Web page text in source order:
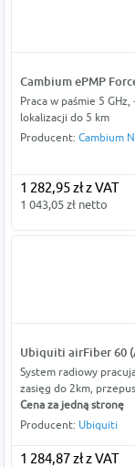
Cambium ePMP
Praca w paśmie 5
lokalizacji do 5 km
Producent: Cambium
1 282,95 zł z VAT
1 043,05 zł netto
Ubiquiti airFiber 60
System radiowy
zasięg do 2km,
Cena za jedną stronę
Producent: Ubiquiti
1 284,87 zł z VAT